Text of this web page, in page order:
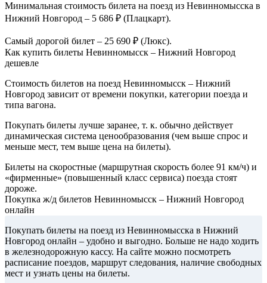
Минимальная стоимость билета на поезд из Невинномысска в
Нижний Новгород – 5 686 ₽ (Плацкарт).
Самый дорогой билет – 25 690 ₽ (Люкс).
Как купить билеты Невинномысск – Нижний Новгород
дешевле
Стоимость билетов на поезд Невинномысск – Нижний
Новгород зависит от времени покупки, категории поезда и
типа вагона.
Покупать билеты лучше заранее, т. к. обычно действует
динамическая система ценообразования (чем выше спрос и
меньше мест, тем выше цена на билеты).
Билеты на скоростные (маршрутная скорость более 91 км/ч) и
«фирменные» (повышенный класс сервиса) поезда стоят
дороже.
Покупка ж/д билетов Невинномысск – Нижний Новгород
онлайн
Покупать билеты на поезд из Невинномысска в Нижний
Новгород онлайн – удобно и выгодно. Больше не надо ходить
в железнодорожную кассу. На сайте можно посмотреть
расписание поездов, маршрут следования, наличие свободных
мест и узнать цены на билеты.